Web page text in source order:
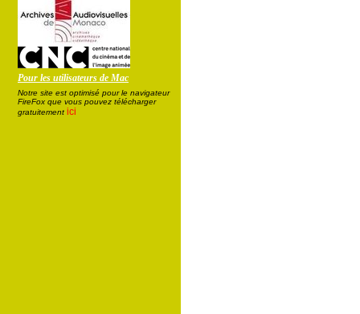
Pour les utilisateurs de Mac
Notre site est optimisé pour le navigateur
FireFox que vous pouvez télécharger
gratuitement ici